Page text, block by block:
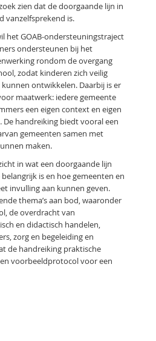
zien dat de doorgaande lijn in
vanzelfsprekend is.
het GOAB-ondersteuningstraject
ondersteunen bij het
rondom de overgang
zodat kinderen zich veilig
ontwikkelen. Daarbij is er
maatwerk: iedere gemeente
een eigen context en eigen
handreiking biedt vooral een
gemeenten samen met
maken.
in wat een doorgaande lijn
is en hoe gemeenten en
invulling aan kunnen geven.
thema’s aan bod, waaronder
de overdracht van
en didactisch handelen,
zorg en begeleiding en
de handreiking praktische
voorbeeldprotocol voor een